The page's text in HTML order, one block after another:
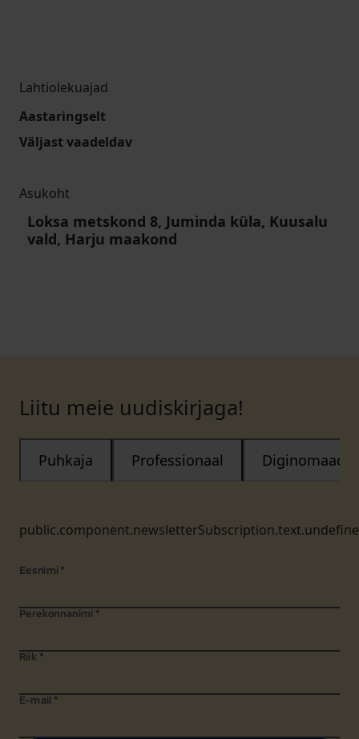
Lahtiolekuajad
Aastaringselt
Väljast vaadeldav
Asukoht
Loksa metskond 8, Juminda küla, Kuusalu
vald, Harju maakond
Liitu meie uudiskirjaga!
Puhkaja Professionaal Diginomaad
Eesnimi *
Perekonnanimi *
Riik *
E-mail *